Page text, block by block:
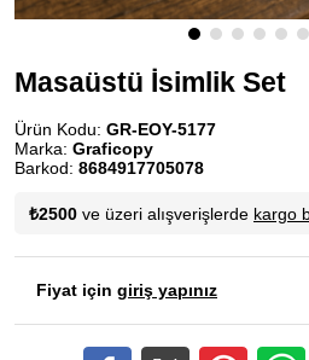
Masaüstü İsimlik Set
Ürün Kodu: GR-EOY-5177
Marka: Graficopy
Barkod: 8684917705078
₺2500 ve üzeri alışverişlerde kargo
Fiyat için giriş yapınız